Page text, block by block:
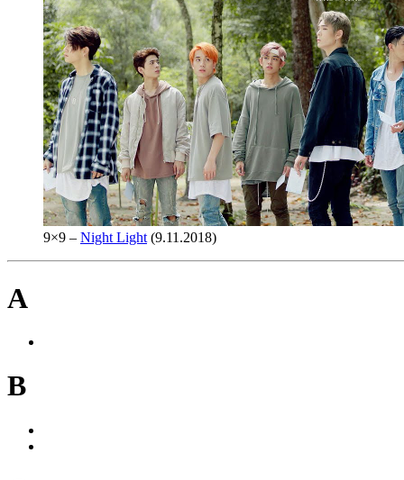
9×9 – Night Light (9.11.2018)
A
B